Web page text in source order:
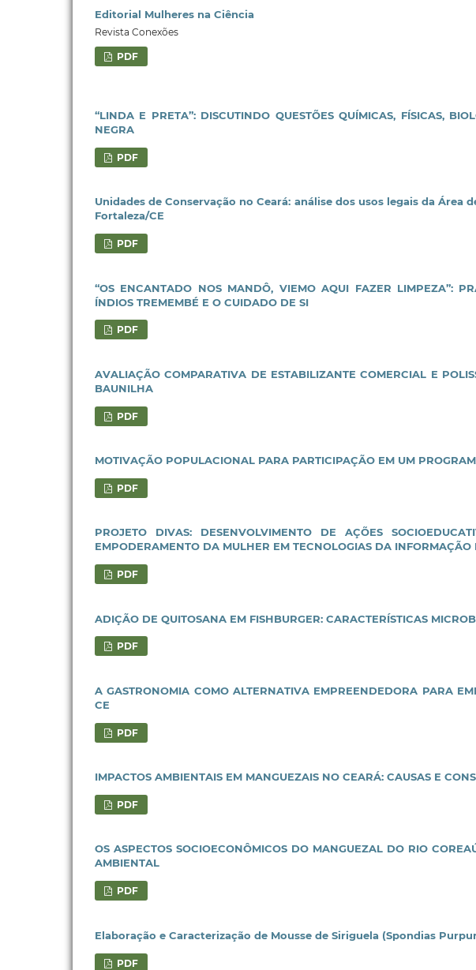
Editorial Mulheres na Ciência
Revista Conexões
PDF
“LINDA E PRETA”: DISCUTINDO QUESTÕES QUÍMICAS, FÍSICAS,
NEGRA
PDF
Unidades de Conservação no Ceará: análise dos usos legais da Área
Fortaleza/CE
PDF
“OS ENCANTADO NOS MANDÔ, VIEMO AQUI FAZER LIMPEZA”:
ÍNDIOS TREMEMBÉ E O CUIDADO DE SI
PDF
AVALIAÇÃO COMPARATIVA DE ESTABILIZANTE COMERCIAL E
BAUNILHA
PDF
MOTIVAÇÃO POPULACIONAL PARA PARTICIPAÇÃO EM UM
PDF
PROJETO DIVAS: DESENVOLVIMENTO DE AÇÕES
EMPODERAMENTO DA MULHER EM TECNOLOGIAS DA INFORMAÇÃO
PDF
ADIÇÃO DE QUITOSANA EM FISHBURGER: CARACTERÍSTICAS
PDF
A GASTRONOMIA COMO ALTERNATIVA EMPREENDEDORA PARA
CE
PDF
IMPACTOS AMBIENTAIS EM MANGUEZAIS NO CEARÁ: CAUSAS E
PDF
OS ASPECTOS SOCIOECONÔMICOS DO MANGUEZAL DO RIO
AMBIENTAL
PDF
Elaboração e Caracterização de Mousse de Siriguela (Spondias
PDF